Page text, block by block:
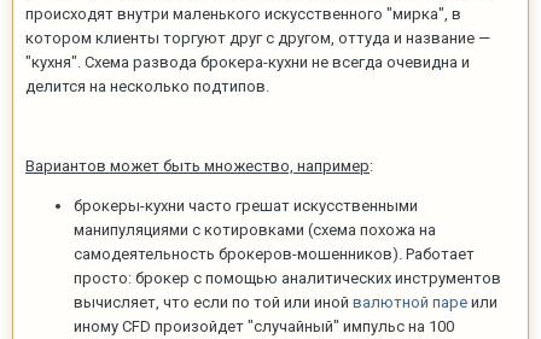
происходят внутри маленького искусственного "мирка", в
котором клиенты торгуют друг с другом, оттуда и название —
"кухня". Схема развода брокера-кухни не всегда очевидна и
делится на несколько подтипов.
Вариантов может быть множество, например:
брокеры-кухни часто грешат искусственными
манипуляциями с котировками (схема похожа на
самодеятельность брокеров-мошенников). Работает
просто: брокер с помощью аналитических инструментов
вычисляет, что если по той или иной валютной паре или
иному CFD произойдет "случайный" импульс на 100